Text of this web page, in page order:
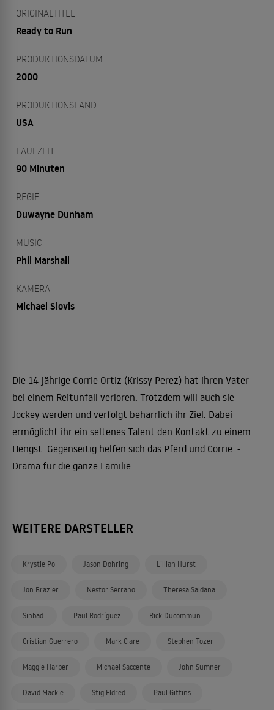
ORIGINALTITEL
Ready to Run
PRODUKTIONSDATUM
2000
PRODUKTIONSLAND
USA
LAUFZEIT
90 Minuten
REGIE
Duwayne Dunham
MUSIC
Phil Marshall
KAMERA
Michael Slovis
Die 14-jährige Corrie Ortiz (Krissy Perez) hat ihren Vater
bei einem Reitunfall verloren. Trotzdem will auch sie
Jockey werden und verfolgt beharrlich ihr Ziel. Dabei
ermöglicht ihr ein seltenes Talent den Kontakt zu einem
Hengst. Gegenseitig helfen sich das Pferd und Corrie. -
Drama für die ganze Familie.
WEITERE DARSTELLER
Krystie Po Jason Dohring Lillian Hurst
Jon Brazier Nestor Serrano Theresa Saldana
Sinbad Paul Rodríguez Rick Ducommun
Cristian Guerrero Mark Clare Stephen Tozer
Maggie Harper Michael Saccente John Sumner
David Mackie Stig Eldred Paul Gittins